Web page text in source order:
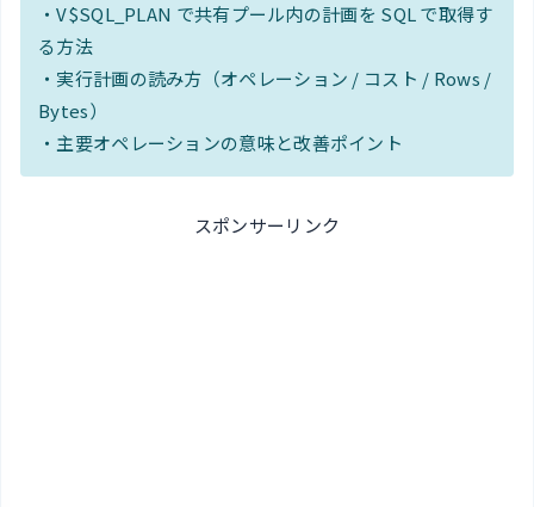
・V$SQL_PLAN で共有プール内の計画を SQL で取得す
る方法
・実行計画の読み方（オペレーション / コスト / Rows /
Bytes）
・主要オペレーションの意味と改善ポイント
スポンサーリンク